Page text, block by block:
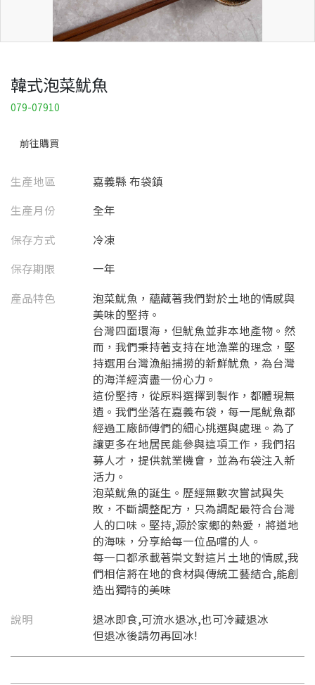
韓式泡菜魷魚
079-07910
前往購買
生產地區
嘉義縣 布袋鎮
生產月份
全年
保存方式
冷凍
保存期限
一年
產品特色
泡菜魷魚，蘊藏著我們對於土地的情感與
美味的堅持。
台灣四面環海，但魷魚並非本地產物。然
而，我們秉持著支持在地漁業的理念，堅
持選用台灣漁船捕撈的新鮮魷魚，為台灣
的海洋經濟盡一份心力。
這份堅持，從原料選擇到製作，都體現無
遺。我們坐落在嘉義布袋，每一尾魷魚都
經過工廠師傅們的細心挑選與處理。為了
讓更多在地居民能參與這項工作，我們招
募人才，提供就業機會，並為布袋注入新
活力。
泡菜魷魚的誕生。歷經無數次嘗試與失
敗，不斷調整配方，只為調配最符合台灣
人的口味。堅持,源於家鄉的熱愛，將道地
的海味，分享給每一位品嚐的人。
每一口都承載著崇文對這片土地的情感,我
們相信將在地的食材與傳統工藝結合,能創
造出獨特的美味
說明
退冰即食,可流水退冰,也可冷藏退冰
但退冰後請勿再回冰!